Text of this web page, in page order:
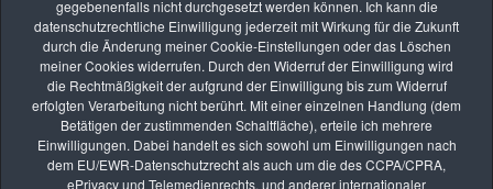
gegebenenfalls nicht durchgesetzt werden können. Ich kann die
datenschutzrechtliche Einwilligung jederzeit mit Wirkung für die Zukunft
durch die Änderung meiner Cookie-Einstellungen oder das Löschen
meiner Cookies widerrufen. Durch den Widerruf der Einwilligung wird
die Rechtmäßigkeit der aufgrund der Einwilligung bis zum Widerruf
erfolgten Verarbeitung nicht berührt. Mit einer einzelnen Handlung (dem
Betätigen der zustimmenden Schaltfläche), erteile ich mehrere
Einwilligungen. Dabei handelt es sich sowohl um Einwilligungen nach
dem EU/EWR-Datenschutzrecht als auch um die des CCPA/CPRA,
ePrivacy und Telemedienrechts, und anderer internationaler
Suchen Suchen
Neue Website: stefansporrer.com